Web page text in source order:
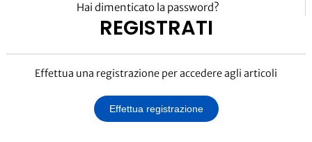
Hai dimenticato la password?
REGISTRATI
Effettua una registrazione per accedere agli articoli
Effettua registrazione